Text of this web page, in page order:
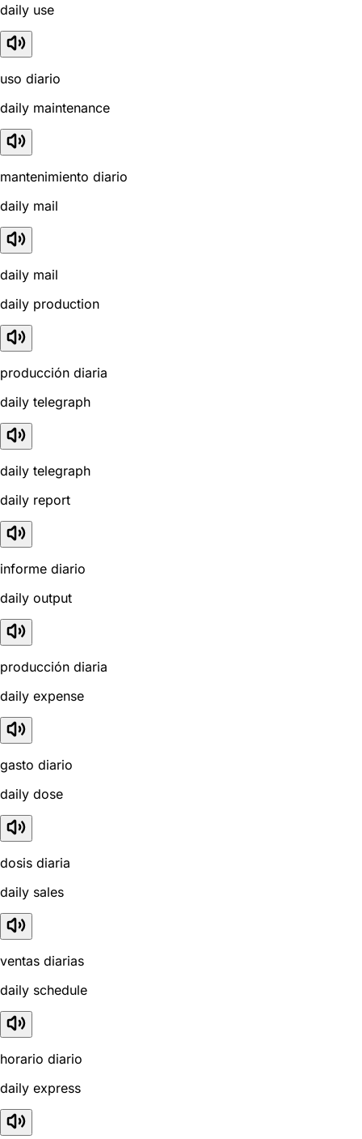
daily use
uso diario
daily maintenance
mantenimiento diario
daily mail
daily mail
daily production
producción diaria
daily telegraph
daily telegraph
daily report
informe diario
daily output
producción diaria
daily expense
gasto diario
daily dose
dosis diaria
daily sales
ventas diarias
daily schedule
horario diario
daily express